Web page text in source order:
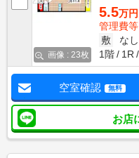
画像 : 23枚
5.5万円
管理費
敷
なし
1階
1R
空室確認 無料
お店